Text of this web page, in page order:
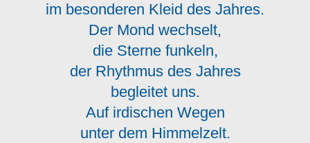
im besonderen Kleid des Jahres.
Der Mond wechselt,
die Sterne funkeln,
der Rhythmus des Jahres
begleitet uns.
Auf irdischen Wegen
unter dem Himmelzelt.